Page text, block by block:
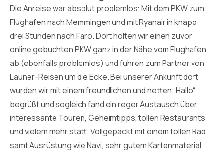
Die Anreise war absolut problemlos: Mit dem PKW zum
Flughafen nach Memmingen und mit Ryanair in knapp
drei Stunden nach Faro. Dort holten wir einen zuvor
online gebuchten PKW ganz in der Nähe vom Flughafen
ab (ebenfalls problemlos) und fuhren zum Partner von
Launer-Reisen um die Ecke. Bei unserer Ankunft dort
wurden wir mit einem freundlichen und netten „Hallo“
begrüßt und sogleich fand ein reger Austausch über
interessante Touren, Geheimtipps, tollen Restaurants
und vielem mehr statt. Vollgepackt mit einem tollen Rad
samt Ausrüstung wie Navi, sehr gutem Kartenmaterial